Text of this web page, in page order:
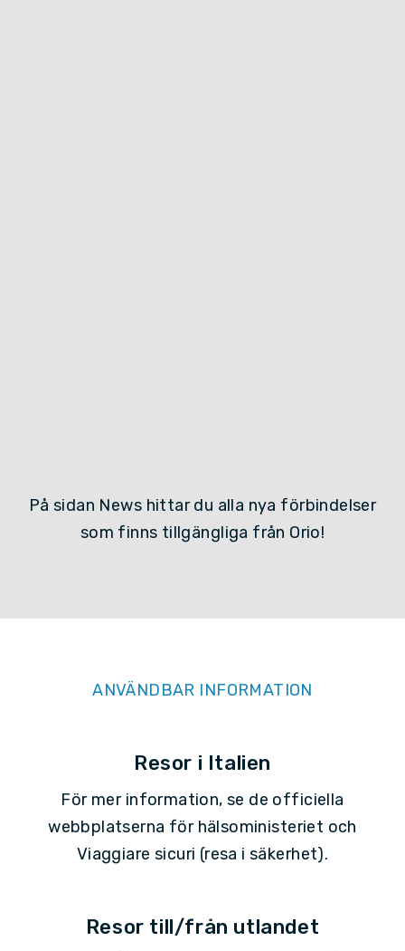
På sidan News hittar du alla nya förbindelser
som finns tillgängliga från Orio!
ANVÄNDBAR INFORMATION
Resor i Italien
För mer information, se de officiella
webbplatserna för hälsoministeriet och
Viaggiare sicuri (resa i säkerhet).
Resor till/från utlandet